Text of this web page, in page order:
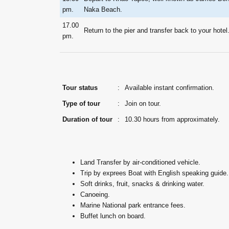
pm.
Naka Beach.
17.00
pm.
Return to the pier and transfer back to your hotel.
Tour status : Available instant confirmation.
Type of tour : Join on tour.
Duration of tour : 10.30 hours from approximately.
Land Transfer by air-conditioned vehicle.
Trip by exprees Boat with English speaking guide.
Soft drinks, fruit, snacks & drinking water.
Canoeing.
Marine National park entrance fees.
Buffet lunch on board.